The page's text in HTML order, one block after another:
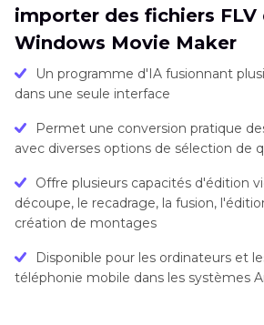
importer des fichiers FLV
Windows Movie Maker
Un programme d'IA fusionnant
dans une seule interface
Permet une conversion pratique
avec diverses options de sélection de
Offre plusieurs capacités d'édition
découpe, le recadrage, la fusion,
création de montages
Disponible pour les ordinateurs et
téléphonie mobile dans les systèmes